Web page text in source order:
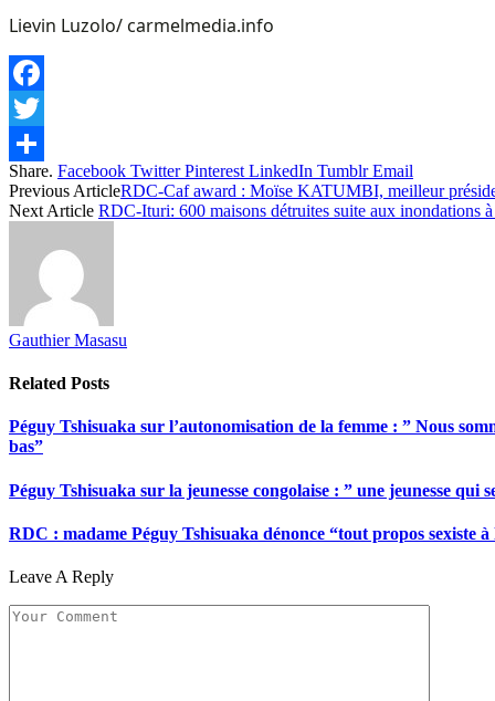
Lievin Luzolo/ carmelmedia.info
Facebook
Twitter
Share
Share. Facebook Twitter Pinterest LinkedIn Tumblr Email
Previous ArticleRDC-Caf award : Moïse KATUMBI, meilleur
Next Article RDC-Ituri: 600 maisons détruites suite aux inondations
Gauthier Masasu
Related Posts
Péguy Tshisuaka sur l’autonomisation de la femme : ” Nous
bas”
Péguy Tshisuaka sur la jeunesse congolaise : ” une jeunesse qui
RDC : madame Péguy Tshisuaka dénonce “tout propos sexiste
Leave A Reply